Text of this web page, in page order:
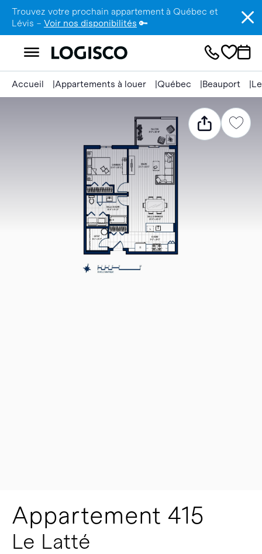
Trouvez votre prochain appartement à Québec et
Lévis – Voir nos disponibilités 🔑
Accueil Appartements à louer Québec Beauport
Appartement 415
Le Latté